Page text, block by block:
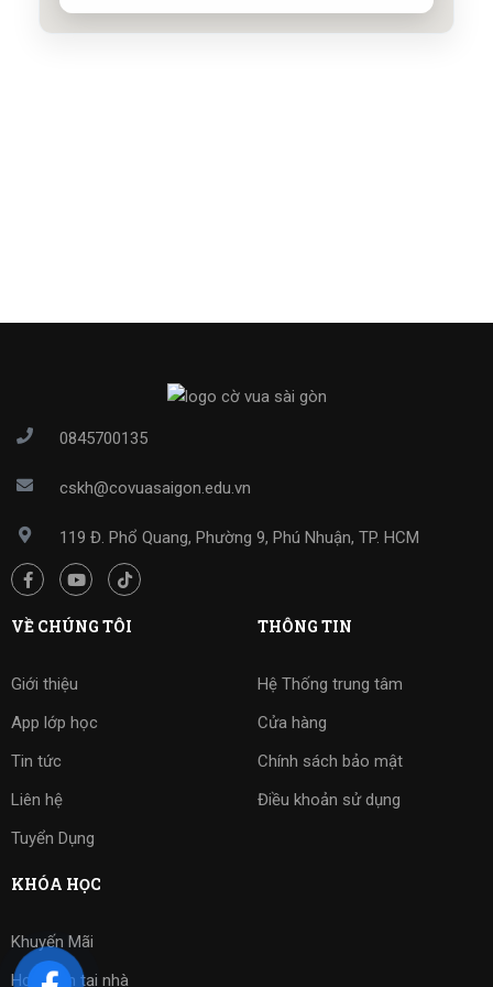
Xem bản đồ
0902531804
Cảnh, P.22, Quận Bình Thạnh
0906325591
Xem bản đồ
401/5 Nguyễn Duy Trinh, P. Bình Trưng Tây, Q2, gần
Homyland Riverside
Xem bản đồ
CỜ VUA SÀI GÒN RICHSTAR
0845700135
cskh@covuasaigon.edu.vn
119 Đ. Phổ Quang, Phường 9, Phú Nhuận, TP. HCM
VỀ CHÚNG TÔI
Giới thiệu
App lớp học
Tin tức
Liên hệ
Tuyển Dụng
THÔNG TIN
Hệ Thống trung tâm
Cửa hàng
Chính sách bảo mật
Điều khoản sử dụng
KHÓA HỌC
Khuyến Mãi
Học kèm tại nhà